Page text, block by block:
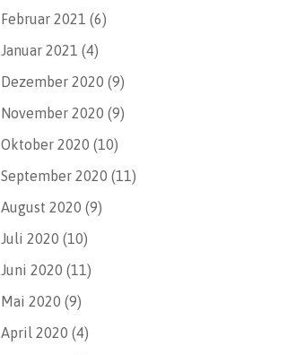
Februar 2021 (6)
Januar 2021 (4)
Dezember 2020 (9)
November 2020 (9)
Oktober 2020 (10)
September 2020 (11)
August 2020 (9)
Juli 2020 (10)
Juni 2020 (11)
Mai 2020 (9)
April 2020 (4)